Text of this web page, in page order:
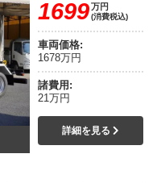
1699万円
(消費税込)
車両価格:
1678万円
諸費用:
21万円
詳細を見る